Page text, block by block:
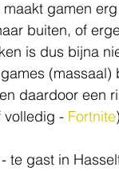
gamen
buiten, of
is dus bijna
(massaal)
daardoor een
volledig - Fortnite
te gast in